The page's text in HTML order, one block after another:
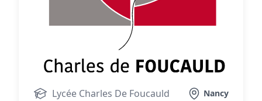
Lycée Charles De Foucauld Nancy